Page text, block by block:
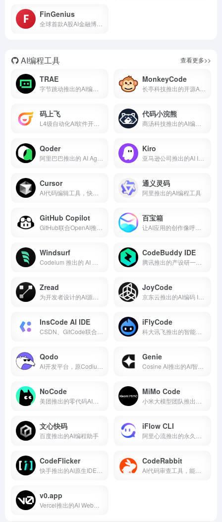
FinGenius
全球首款A股AI金融博弈智能体应用
AI编程工具 查看更多>>
TRAE
字节跳动推出的AI编程助手
MonkeyCode
长亭科技推出的开源AI编程平台
码上飞
L4级自动化AI软件开发平台
代码小浣熊
商汤科技推出的AI编程助手
Qoder
阿里巴巴推出的 AI Agent 编程平台
Kiro
亚马逊公司推出的AI IDE，助力高效编程。
Cursor
AI代码编辑工具，快速生成和优化代码
通义灵码
阿里推出的AI编程工具
GitHub Copilot
GitHub联合OpenAI推出的AI编程助手
百宝箱
让AI应用的创作像呼吸一样简单
Windsurf
Codeium 推出的 AI 编程助手
CodeBuddy IDE
腾讯推出的产设研一体AI IDE
Zread
为开发者设计的AI源码解读工具
JoyCode
京东云推出的AI编码 IDE
InsCode AI IDE
CSDN、GitCode联合华为云推出的AI IDE
iFlyCode
科大讯飞推出的智能编程助手
Qodo
AI开发平台，原CodiumAI
Genie
Cosine AI推出的AI智能开发助手
NoCode
美团推出的零代码AI开发平台
MiMo Code
小米大模型团队推出的开源 AI 编程助手
文心快码
百度推出的AI编程助手
iFlow CLI
阿里心流推出的永久免费终端开发AI智能体
CodeFlicker
快手推出的AI原生IDE编程工具
CodeRabbit
AI代码审查工具，能逐行审查代码
v0.app
Vercel推出的AI Web全栈应用开发平台